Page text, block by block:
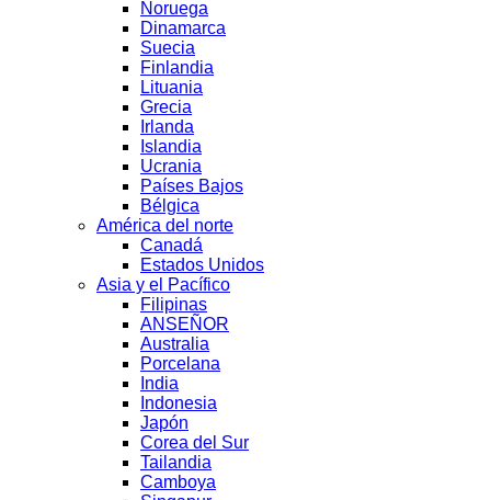
Noruega
Dinamarca
Suecia
Finlandia
Lituania
Grecia
Irlanda
Islandia
Ucrania
Países Bajos
Bélgica
América del norte
Canadá
Estados Unidos
Asia y el Pacífico
Filipinas
ANSEÑOR
Australia
Porcelana
India
Indonesia
Japón
Corea del Sur
Tailandia
Camboya